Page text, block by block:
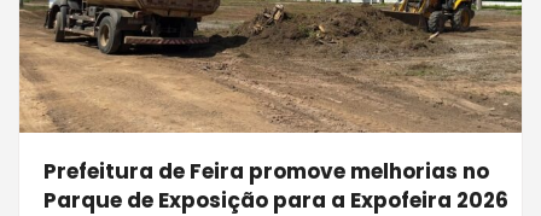
Prefeitura de Feira promove melhorias no
Parque de Exposição para a Expofeira 2026